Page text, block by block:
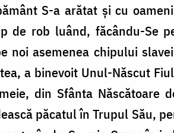
S-a arătat și cu
de rob luând, făcându-Se
noi asemenea chipului
a binevoit Unul-Născut
din Sfânta Născătoare
păcatul în Trupul Său,